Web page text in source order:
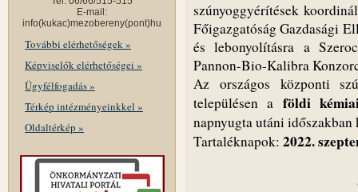
E-mail:
info(kukac)mezobereny(pont)hu
További elérhetőségek »
Képviselők elérhetőségei »
Ügyfélfogadás »
Térkép intézményeinkkel »
Oldaltérkép »
szúnyoggyérítések
Főigazgatóság Gazdasági
és lebonyolításra a
Pannon-Bio-Kalibra
Az országos központi
településen a földi
napnyugta utáni időszakban
Tartaléknapok: 2022.